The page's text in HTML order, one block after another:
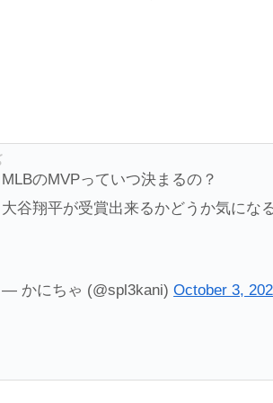
MLBのMVPっていつ決まるの？
大谷翔平が受賞出来るかどうか気にな
— かにちゃ (@spl3kani)October 3,